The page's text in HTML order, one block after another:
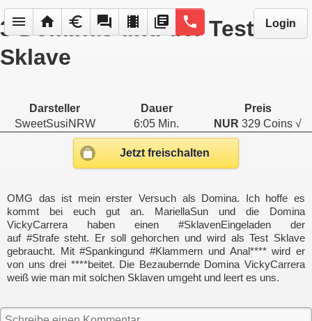
menu home euro forum local_movies library_books phone Login
3 Dominas und der Test
Sklave
Darsteller Dauer
Preis
SweetSusiNRW
6:05 Min. NUR 329 Coins √
Jetzt freischalten
OMG das ist mein erster Versuch als Domina. Ich hoffe es
kommt bei euch gut an. MariellaSun und die Domina
VickyCarrera haben einen #SklavenEingeladen der
auf #Strafe steht. Er soll gehorchen und wird als Test Sklave
gebraucht. Mit #Spankingund #Klammern und Anal**** wird er
von uns drei ****beitet. Die Bezaubernde Domina VickyCarrera
weiß wie man mit solchen Sklaven umgeht und leert es uns.